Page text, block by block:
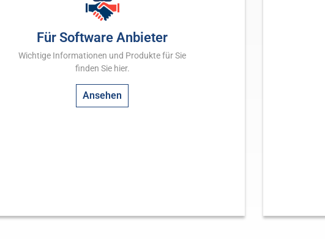
Für Software Anbieter
Wichtige Informationen und Produkte für Sie
finden Sie hier.
Ansehen